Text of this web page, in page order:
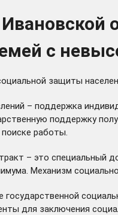
с
защиты
– поддержка
поддержку
работы.
– это специальный
Механизм
государственной
для заключения